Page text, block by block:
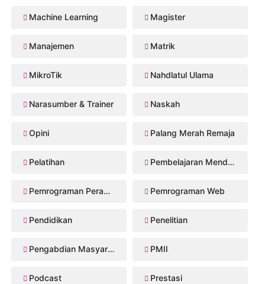
Machine Learning Magister
Manajemen Matrik
MikroTik Nahdlatul Ulama
Narasumber & Trainer Naskah
Opini Palang Merah Remaja
Pelatihan Pembelajaran Mendalam
Pemrograman Perangkat Bergerak Pemrograman Web
Pendidikan Penelitian
Pengabdian Masyarakat PMII
Podcast Prestasi